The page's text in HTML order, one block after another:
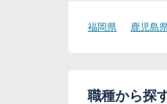
福岡県 鹿児島
職種から探